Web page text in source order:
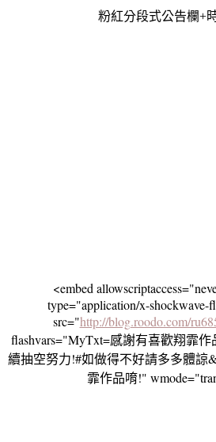
粉紅分段式公告欄+
<embed
type="application/x-
src="http://blog.roodo.com/
flashvars="MyTxt=感謝有喜歡翔霏
續抽空努力!#如做得不好請多多體諒
霏作品唷!"